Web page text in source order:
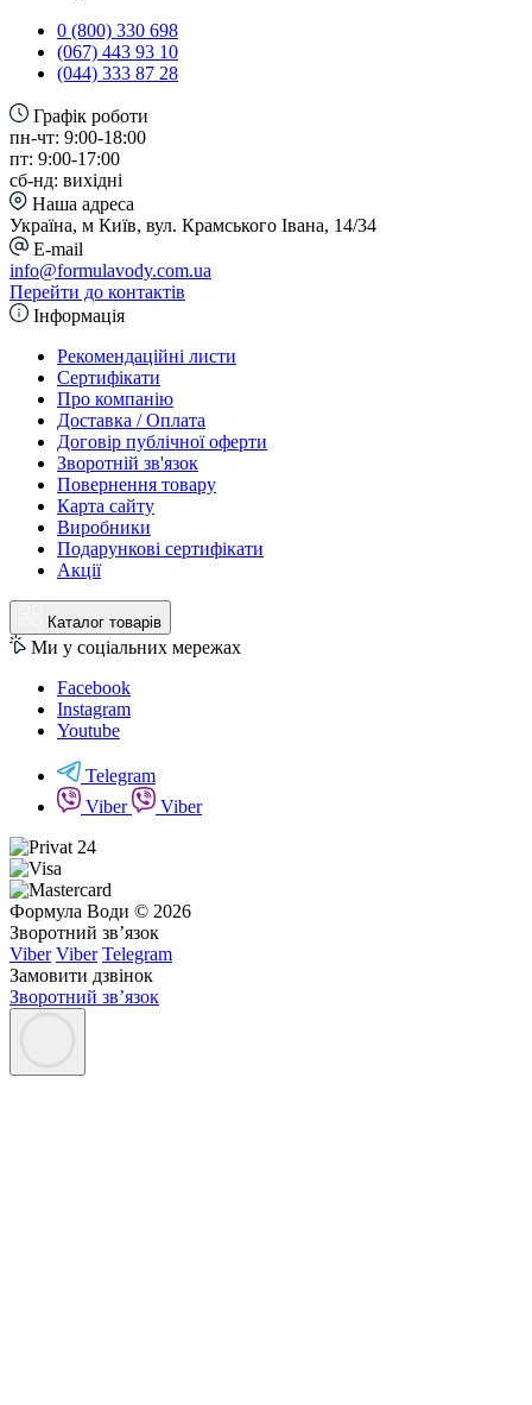
0 (800) 330 698
(067) 443 93 10
(044) 333 87 28
Графік роботи
пн-чт: 9:00-18:00
пт: 9:00-17:00
сб-нд: вихідні
Наша адреса
Україна, м Київ, вул. Крамського Івана, 14/34
E-mail
info@formulavody.com.ua
Перейти до контактів
Інформація
Рекомендаційні листи
Сертифікати
Про компанію
Доставка / Оплата
Договір публічної оферти
Зворотній зв'язок
Повернення товару
Карта сайту
Виробники
Подарункові сертифікати
Акції
Каталог товарів
Ми у соціальних мережах
Facebook
Instagram
Youtube
Telegram
Viber
Viber
Формула Води © 2026
Зворотний зв’язок
Viber Viber Telegram
Замовити дзвінок
Зворотний зв’язок